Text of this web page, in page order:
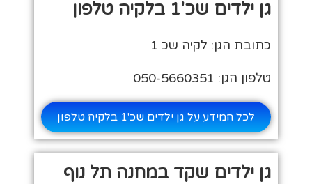
גן ילדים שכ'1 בלקיה טלפון
כתובת הגן: לקיה שכ 1
טלפון הגן: 050-5660351
לכל המידע על גן ילדים שכ'1 בלקיה טלפון
גן ילדים שקד במחנה תל נוף